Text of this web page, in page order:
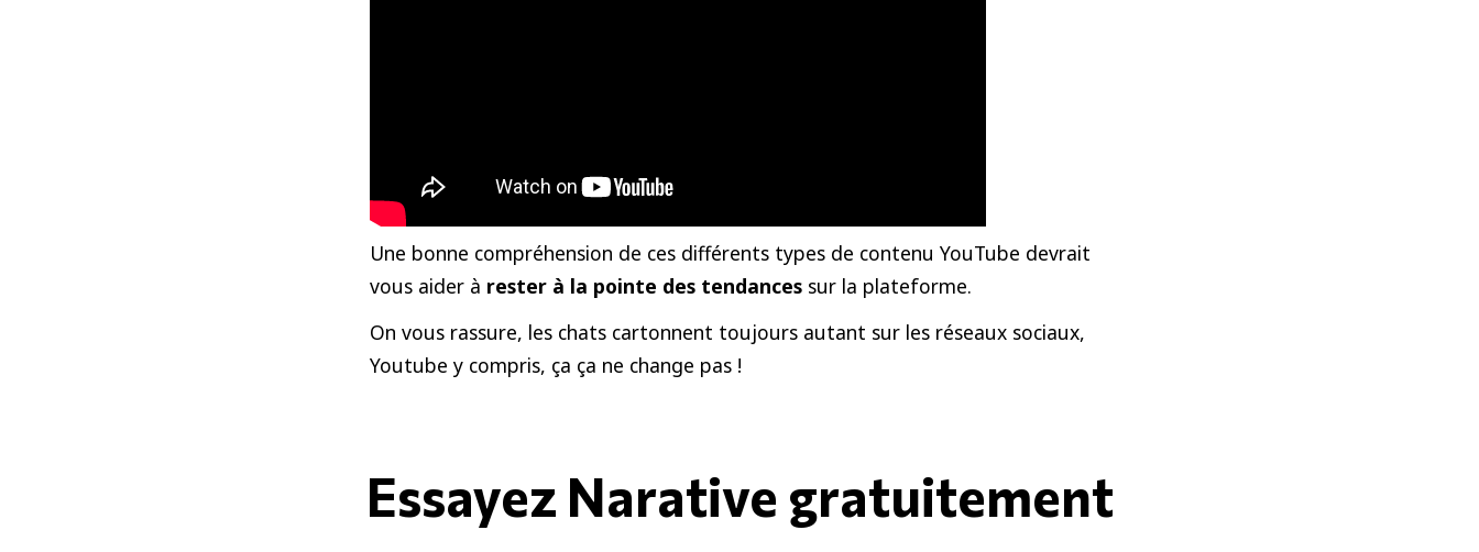
Une bonne compréhension de ces différents types de contenu YouTube devrait
vous aider à rester à la pointe des tendances sur la plateforme.
On vous rassure, les chats cartonnent toujours autant sur les réseaux sociaux,
Youtube y compris, ça ça ne change pas !
Essayez Narative gratuitement